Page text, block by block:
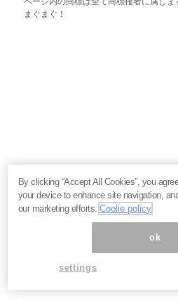
まぐまぐ！
By clicking “Accept All Cookies”, you
your device to enhance site navigation,
our marketing efforts.Coolie policy
ok
settings